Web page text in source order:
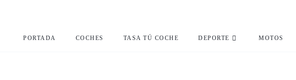
PORTADA COCHES TASA TÚ COCHE DEPORTE MOTOS